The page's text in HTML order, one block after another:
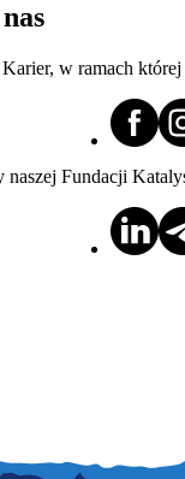
w ramach której
naszej Fundacji